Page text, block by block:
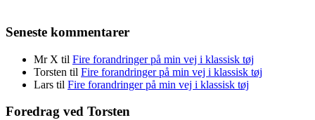
Seneste kommentarer
Mr X til Fire forandringer på min vej i klassisk tøj
Torsten til Fire forandringer på min vej i klassisk tøj
Lars til Fire forandringer på min vej i klassisk tøj
Foredrag ved Torsten